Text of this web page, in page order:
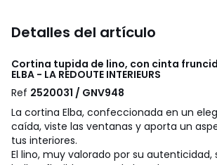
Detalles del artículo
Cortina tupida de lino, con cinta
ELBA - LA REDOUTE INTERIEURS
Ref 2520031 / GNV948
La cortina Elba, confeccionada en un
caída, viste las ventanas y aporta un
tus interiores.
El lino, muy valorado por su autenticidad,